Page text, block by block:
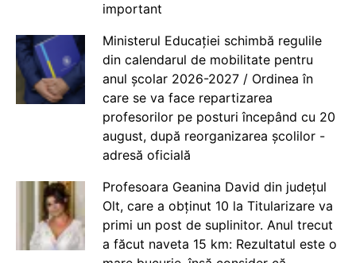
important
Ministerul Educației schimbă regulile
din calendarul de mobilitate pentru
anul școlar 2026-2027 / Ordinea în
care se va face repartizarea
profesorilor pe posturi începând cu 20
august, după reorganizarea școlilor -
adresă oficială
Profesoara Geanina David din județul
Olt, care a obținut 10 la Titularizare va
primi un post de suplinitor. Anul trecut
a făcut naveta 15 km: Rezultatul este o